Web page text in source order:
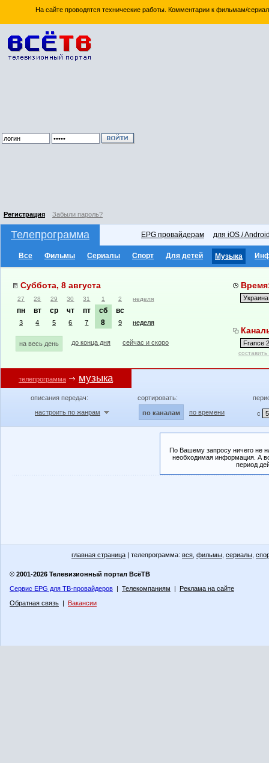
На сайте проводятся технические работы. Комментарии к фильмам/
Регистрация Забыли пароль?
Телепрограмма EPG провайдерам для iOS /
Все Фильмы Сериалы Спорт Для детей Музыка
Суббота, 8 августа
27 28 29 30 31 1 2 неделя
пн вт ср чт пт сб вс
3 4 5 6 7 8 9 неделя
на весь день до конца дня сейчас и скоро
телепрограмма музыка
описания передач:
настроить по жанрам
сортировать:
по каналам по времени с
По Вашему запросу ничего не
необходимая информация. А
период
главная страница | телепрограмма: вся фильмы сериалы
© 2001-2026 Телевизионный портал ВсёТВ
Сервис EPG для ТВ-провайдеров | Телекомпаниям | Реклама на сайте
Обратная связь | Вакансии